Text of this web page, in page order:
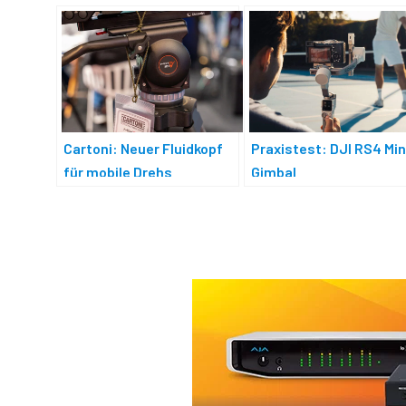
Cartoni: Neuer Fluidkopf
für mobile Drehs
Praxistest: DJI RS4
Gimbal